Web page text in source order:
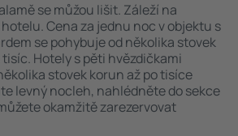
se můžou lišit. Záleží na
Cena za jednu noc v objektu s
se pohybuje od několika stovek
Hotely s pěti hvězdičkami
stovek korun až po tisíce
levný nocleh, nahlédněte do sekce
okamžitě zarezervovat